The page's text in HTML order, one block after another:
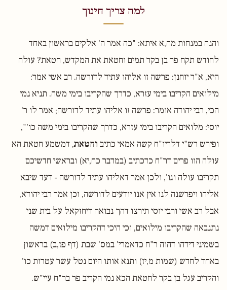
למה צריך חינוך
והנה במנחות מה,א איתא: "כה אמר ה' אלקים בראשון באחד
לחודש תקח פר בן בקר תמים וחטאת את המקדש, חטאת? עולה
היא, א"ר יוחנן: פרשה זו אליהו עתיד לדורשה. רב אשי אמר:
מילואים הקריבו בימי עזרא, כדרך שהקריבו בימי משה. תניא נמי
הכי, רבי יהודה אומר: פרשה זו אליהו עתיד לדורשה; אמר לו ר'
יוסי: מלואים הקריבו בימי עזרא, כדרך שהקריבו בימי משה כו'",
ופירש רש"י דלריו"ח קשה אמאי כתיב וחטאת, דמשמע חטאת הא
עולה הוו פרים דר"ח כדכתיב (במדבר כח,יא) ובראשי חדשיכם
תקריבו עולה וגו', ולכן אמר דאליהו עתיד לדורשה - דעד שיבא
אליהו ויפרשנה לנו אין אנו יודעים לדורשה, וכן אמר רבי יהודא,
אבל רב אשי ורבי יוסי תירצו דהך נבואה דיחזקאל על בית שני
נתנבאה שהקריבו מילואים, וכי היכי דהקריבו מילואים דמשה
בשמיני דידהו דהוה ר"ח כדאמרי' במס' שבת (דף פז,ב) בראשון
באחד לחדש (שמות מ,יז) ותנא אותו היום נטל עשר עטרות כו'
והקריב עגל בן בקר לחטאת הכא נמי הקריב פר בר"ח עיי"ש.